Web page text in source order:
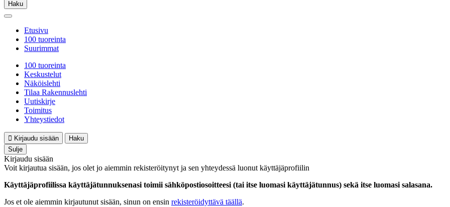
Haku
Etusivu
100 tuoreinta
Suurimmat
100 tuoreinta
Keskustelut
Näköislehti
Tilaa Rakennuslehti
Uutiskirje
Toimitus
Yhteystiedot
Kirjaudu sisään
Haku
Sulje
Kirjaudu sisään
Voit kirjautua sisään, jos olet jo aiemmin rekisteröitynyt ja sen yhteydessä luonut käyttäjäprofiilin
Käyttäjäprofiilissa käyttäjätunnuksenasi toimii sähköpostiosoitteesi (tai itse luomasi käyttäjätunnus) sekä itse luomasi salasana.
Jos et ole aiemmin kirjautunut sisään, sinun on ensin rekisteröidyttävä täällä.